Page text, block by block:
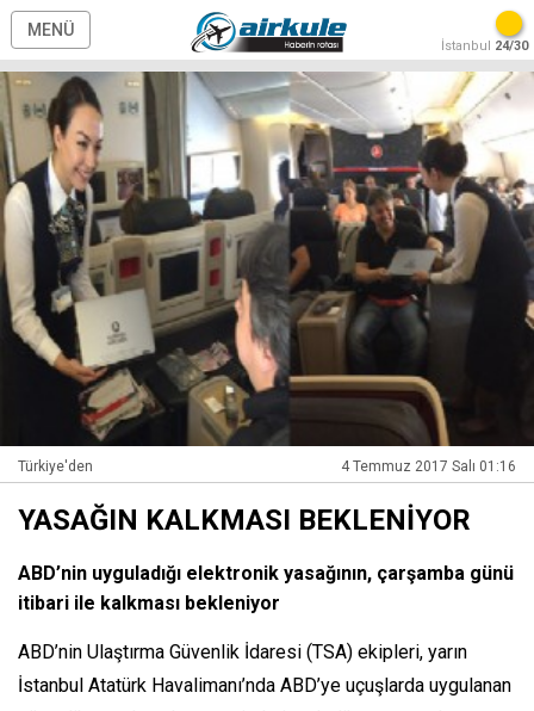
MENÜ
İstanbul 24/30
Türkiye'den 4 Temmuz 2017 Salı 01:16
YASAĞIN KALKMASI BEKLENİYOR
ABD’nin uyguladığı elektronik yasağının, çarşamba günü
itibari ile kalkması bekleniyor
ABD’nin Ulaştırma Güvenlik İdaresi (TSA) ekipleri, yarın
İstanbul Atatürk Havalimanı’nda ABD’ye uçuşlarda uygulanan